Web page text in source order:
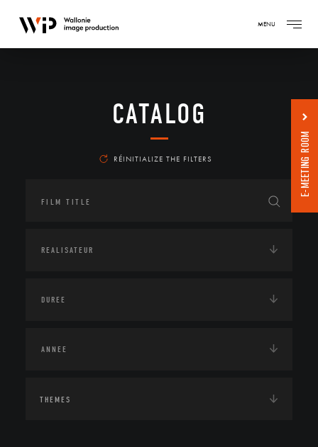
MENU
CATALOG
RÉINITIALIZE THE FILTERS
THEMES
E-MEETING ROOM